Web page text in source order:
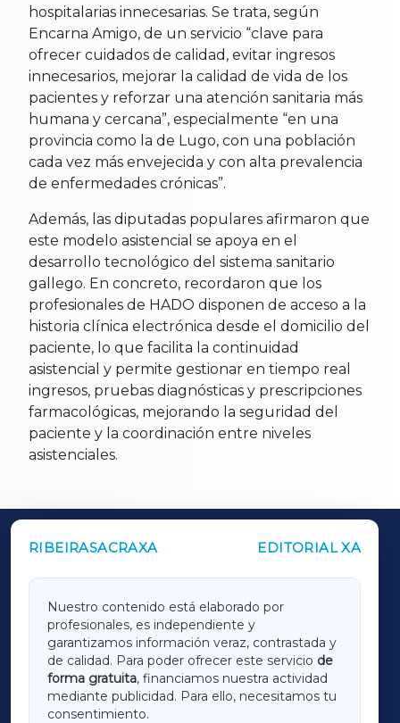
hospitalarias innecesarias. Se trata, según
Encarna Amigo, de un servicio “clave para
ofrecer cuidados de calidad, evitar ingresos
innecesarios, mejorar la calidad de vida de los
pacientes y reforzar una atención sanitaria más
humana y cercana”, especialmente “en una
provincia como la de Lugo, con una población
cada vez más envejecida y con alta prevalencia
de enfermedades crónicas”.
Además, las diputadas populares afirmaron que
este modelo asistencial se apoya en el
desarrollo tecnológico del sistema sanitario
gallego. En concreto, recordaron que los
profesionales de HADO disponen de acceso a la
historia clínica electrónica desde el domicilio del
paciente, lo que facilita la continuidad
asistencial y permite gestionar en tiempo real
ingresos, pruebas diagnósticas y prescripciones
farmacológicas, mejorando la seguridad del
paciente y la coordinación entre niveles
asistenciales.
RIBEIRASACRAXA EDITORIAL XA
Nuestro contenido está elaborado por
profesionales, es independiente y
garantizamos información veraz, contrastada y
de calidad. Para poder ofrecer este servicio de
forma gratuita, financiamos nuestra actividad
mediante publicidad. Para ello, necesitamos tu
consentimiento.
OUTROS PERIÓDICOS
LUGOXA
TERRACHAXA